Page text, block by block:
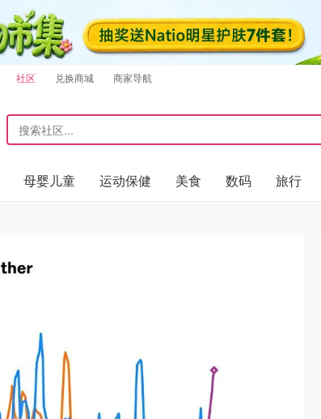
社区 兑换商城 商家导航
母婴儿童 运动保健 美食 数码 旅行